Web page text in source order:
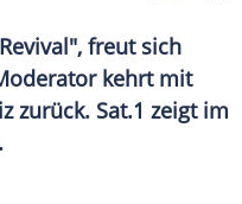
freut sich
kehrt mit
zurück. Sat.1 zeigt im